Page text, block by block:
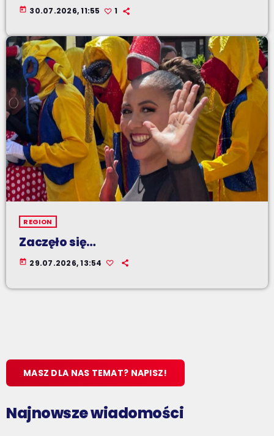
today 30.07.2026, 11:55 1
REGION
Zaczęło się…
today 29.07.2026, 13:54
MASZ DLA NAS TEMAT? NAPISZ!
Najnowsze wiadomości